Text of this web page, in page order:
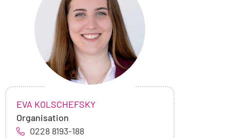
Eva
Kolschefsky
NAME:
EVA KOLSCHEFSKY,
Organisation
0228 8193-188